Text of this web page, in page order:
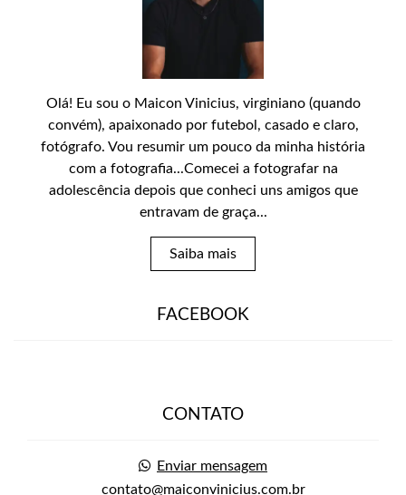
Olá! Eu sou o Maicon Vinicius, virginiano (quando
convém), apaixonado por futebol, casado e claro,
fotógrafo. Vou resumir um pouco da minha história
com a fotografia...Comecei a fotografar na
adolescência depois que conheci uns amigos que
entravam de graça...
Saiba mais
FACEBOOK
CONTATO
Enviar mensagem
contato@maiconvinicius.com.br